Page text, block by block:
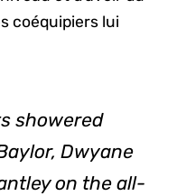
coéquipiers lui
showered
Dwyane
on the all-